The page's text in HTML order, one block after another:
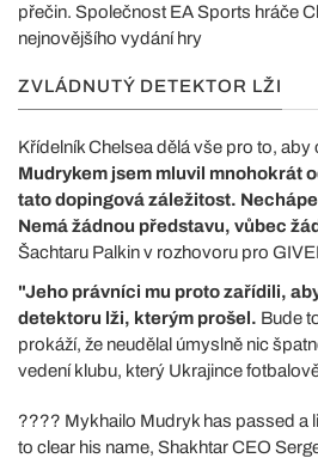
přečin. Společnost EA Sports hráče
nejnovějšího vydání hry
ZVLÁDNUTÝ DETEKTOR LŽI
Křídelník Chelsea dělá vše pro to, aby
Mudrykem jsem mluvil mnohokrát
tato dopingová záležitost.
Nemá žádnou představu, vůbec
Šachtaru Palkin v rozhovoru pro
"Jeho právníci mu proto zařídili,
detektoru lži, kterým prošel. Bude
prokáží, že neudělal úmyslně nic
vedení klubu, který Ukrajince
???? Mykhailo Mudryk has passed a
to clear his name, Shakhtar CEO